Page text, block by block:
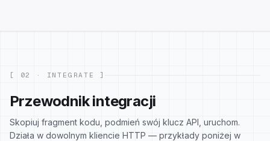
[ 02 · INTEGRATE ]
Przewodnik integracji
Skopiuj fragment kodu, podmień swój klucz API, uruchom.
Działa w dowolnym kliencie HTTP — przykłady poniżej w